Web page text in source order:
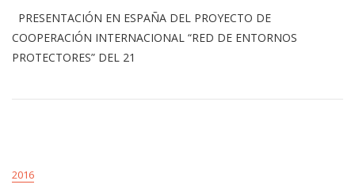
Entornos
PRESENTACIÓN EN ESPAÑA DEL PROYECTO DE
COOPERACIÓN INTERNACIONAL “RED DE ENTORNOS
PROTECTORES” DEL 21
2016